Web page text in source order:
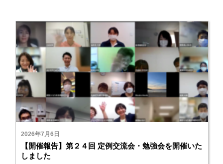
2026年7月6日
【開催報告】第２４回 定例交流会・勉強会を開催いた
しました